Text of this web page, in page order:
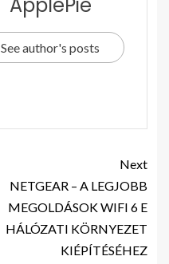
See author's posts
Next
NETGEAR – A LEGJOBB
MEGOLDÁSOK WIFI 6 E
HÁLÓZATI KÖRNYEZET
KIÉPÍTÉSÉHEZ